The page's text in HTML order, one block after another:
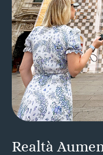
Realtà